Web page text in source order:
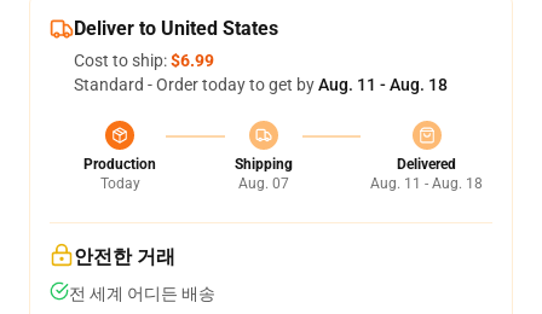
Deliver to United States
Cost to ship:$6.99
Standard - Order today to get byAug. 11 - Aug. 18
Production
Today
Shipping
Aug. 07
Delivered
Aug. 11 - Aug. 18
안전한 거래
전 세계 어디든 배송